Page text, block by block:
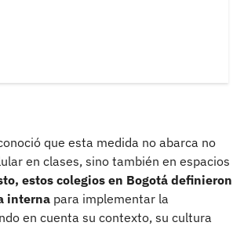
que esta medida no abarca no
en clases, sino también en espacios
estos colegios en Bogotá definieron
interna para implementar la
en cuenta su contexto, su cultura